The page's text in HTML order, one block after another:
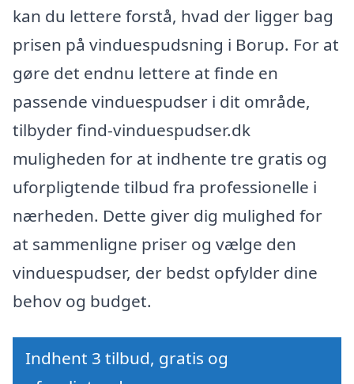
kan du lettere forstå, hvad der ligger bag
prisen på vinduespudsning i Borup. For at
gøre det endnu lettere at finde en
passende vinduespudser i dit område,
tilbyder find-vinduespudser.dk
muligheden for at indhente tre gratis og
uforpligtende tilbud fra professionelle i
nærheden. Dette giver dig mulighed for
at sammenligne priser og vælge den
vinduespudser, der bedst opfylder dine
behov og budget.
Indhent 3 tilbud, gratis og